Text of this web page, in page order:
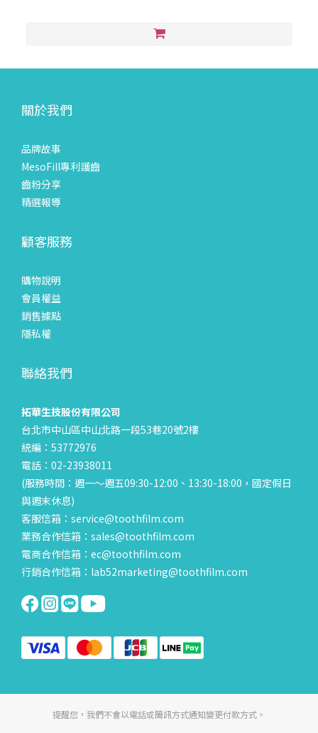
關於我們
品牌故事
MesoFill專利護齒
齒粉分享
精選報導
顧客服務
購物說明
會員權益
銷售據點
隱私權
聯絡我們
拓華生技股份有限公司
台北市中山區中山北路一段53巷20號2樓
統編：53772976
電話：02-23938011
(服務時間：週一～週五09:30-12:00、13:30-18:00，國定假日
與週末休息)
客服信箱：service@toothfilm.com
業務合作信箱：sales@toothfilm.com
電商合作信箱：ec@toothfilm.com
行銷合作信箱：lab52marketing@toothfilm.com
提醒您，我們不會以電話或簡訊方式通知變更付款方式。